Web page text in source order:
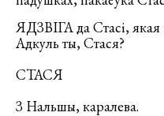
ЯДЗВІГА да Стасі, якая
Адкуль ты, Стася?
СТАСЯ
З Нальшы, каралева.